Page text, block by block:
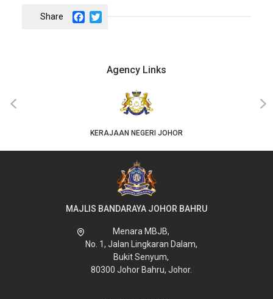
Facebook
Agency Links
KERAJAAN NEGERI JOHOR
‹ ›
MAJLIS BANDARAYA JOHOR BAHRU
Menara MBJB,
No. 1, Jalan Lingkaran Dalam,
Bukit Senyum,
80300 Johor Bahru, Johor.